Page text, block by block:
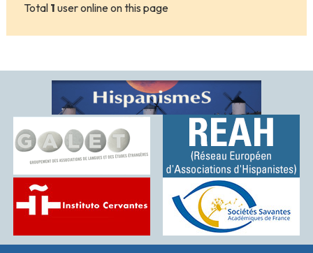
Total 1 user online on this page